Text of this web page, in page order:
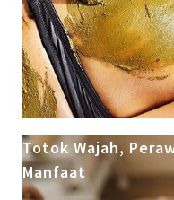
Totok Wajah,
Manfaat